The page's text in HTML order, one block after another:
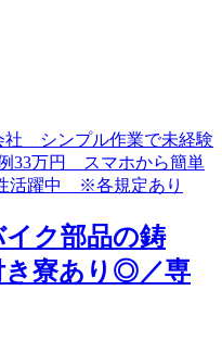
イク部品の鋳
き寮あり◎／専